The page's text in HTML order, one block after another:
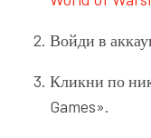
Войди в
Кликни по
Games».